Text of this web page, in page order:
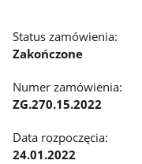
Status zamówienia:
Zakończone
Numer zamówienia:
ZG.270.15.2022
Data rozpoczęcia:
24.01.2022